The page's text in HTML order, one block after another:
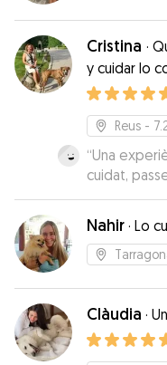
Cristina ·
y cuidar lo
Reus -
“Una
cuidat,
pogués
Repetirem!
Nahir · Lo
Clàudia ·